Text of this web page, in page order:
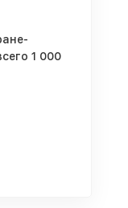
1 000